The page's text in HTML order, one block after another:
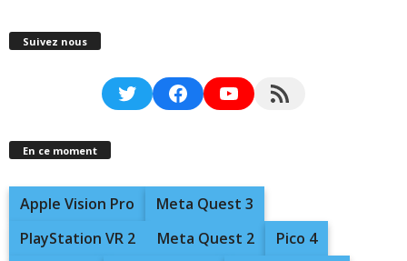
Suivez nous
TwitterFacebookYouTubeRSS Feed
En ce moment
Apple Vision Pro
Meta Quest 3
PlayStation VR 2
Meta Quest 2
Pico 4